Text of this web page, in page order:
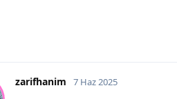
zarifhanim 7 Haz 2025